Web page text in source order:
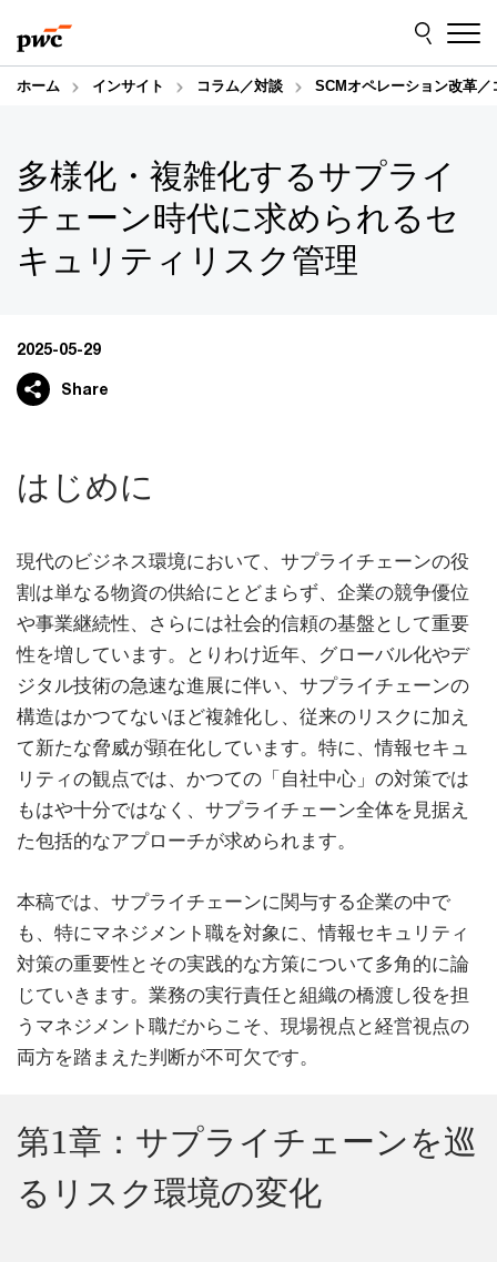
to
content
to
footer
ホーム インサイト コラム／対談 SCMオペレーション改革／
多様化・複雑化するサプライ
チェーン時代に求められるセ
キュリティリスク管理
2025-05-29
Share
はじめに
現代のビジネス環境において、サプライチェーンの役
割は単なる物資の供給にとどまらず、企業の競争優位
や事業継続性、さらには社会的信頼の基盤として重要
性を増しています。とりわけ近年、グローバル化やデ
ジタル技術の急速な進展に伴い、サプライチェーンの
構造はかつてないほど複雑化し、従来のリスクに加え
て新たな脅威が顕在化しています。特に、情報セキュ
リティの観点では、かつての「自社中心」の対策では
もはや十分ではなく、サプライチェーン全体を見据え
た包括的なアプローチが求められます。
本稿では、サプライチェーンに関与する企業の中で
も、特にマネジメント職を対象に、情報セキュリティ
対策の重要性とその実践的な方策について多角的に論
じていきます。業務の実行責任と組織の橋渡し役を担
うマネジメント職だからこそ、現場視点と経営視点の
両方を踏まえた判断が不可欠です。
第1章：サプライチェーンを巡
るリスク環境の変化